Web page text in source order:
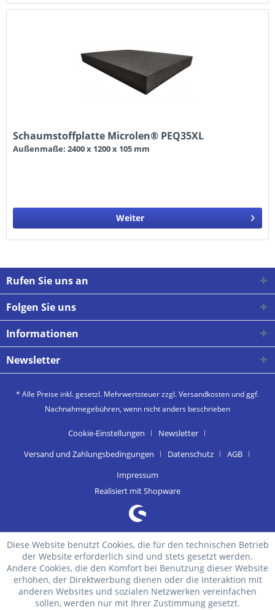
Schaumstoffplatte Microlen® PEQ35XL
Außenmaße: 2400 x 1200 x 105 mm
Weiter
Rufen Sie uns an
Folgen Sie uns
Informationen
Newsletter
* Alle Preise inkl. gesetzl. Mehrwertsteuer zzgl.Versandkosten und ggf.
Nachnahmegebühren, wenn nicht anders beschrieben
Cookie-Einstellungen
Newsletter
Versand und Zahlungsbedingungen
Datenschutz
AGB
Impressum
Realisiert mit Shopware
Diese Website benutzt Cookies, die für den technischen Betrieb
der Website erforderlich sind und stets gesetzt werden.
Andere Cookies, die den Komfort bei Benutzung dieser Website
erhöhen, der Direktwerbung dienen oder die Interaktion mit
anderen Websites und sozialen Netzwerken vereinfachen
sollen, werden nur mit Ihrer Zustimmung gesetzt.